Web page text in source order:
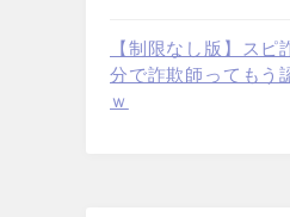
【制限なし版】スピ
分で詐欺師ってもう
ｗ